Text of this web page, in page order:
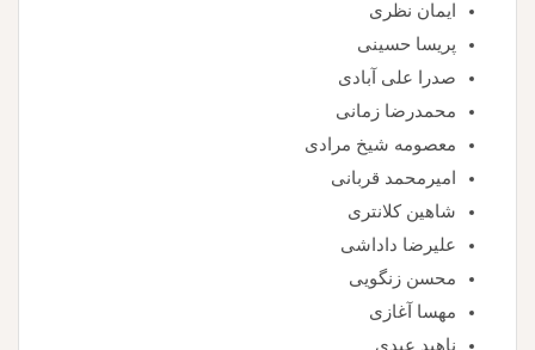
ایمان نظری
پریسا حسینی
صدرا علی آبادی
محمدرضا زمانی
معصومه شیخ مرادی
امیرمحمد قربانی
شاهین کلانتری
علیرضا داداشی
محسن زنگویی
مهسا آغازی
ناهید عبدی